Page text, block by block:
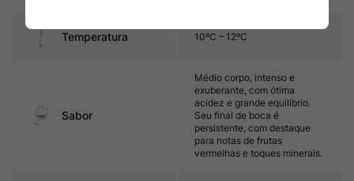
Temperatura 10ºC – 12ºC
Sabor
Médio corpo, intenso e
exuberante, com ótima
acidez e grande equilíbrio.
Seu final de boca é
persistente, com destaque
para notas de frutas
vermelhas e toques minerais.